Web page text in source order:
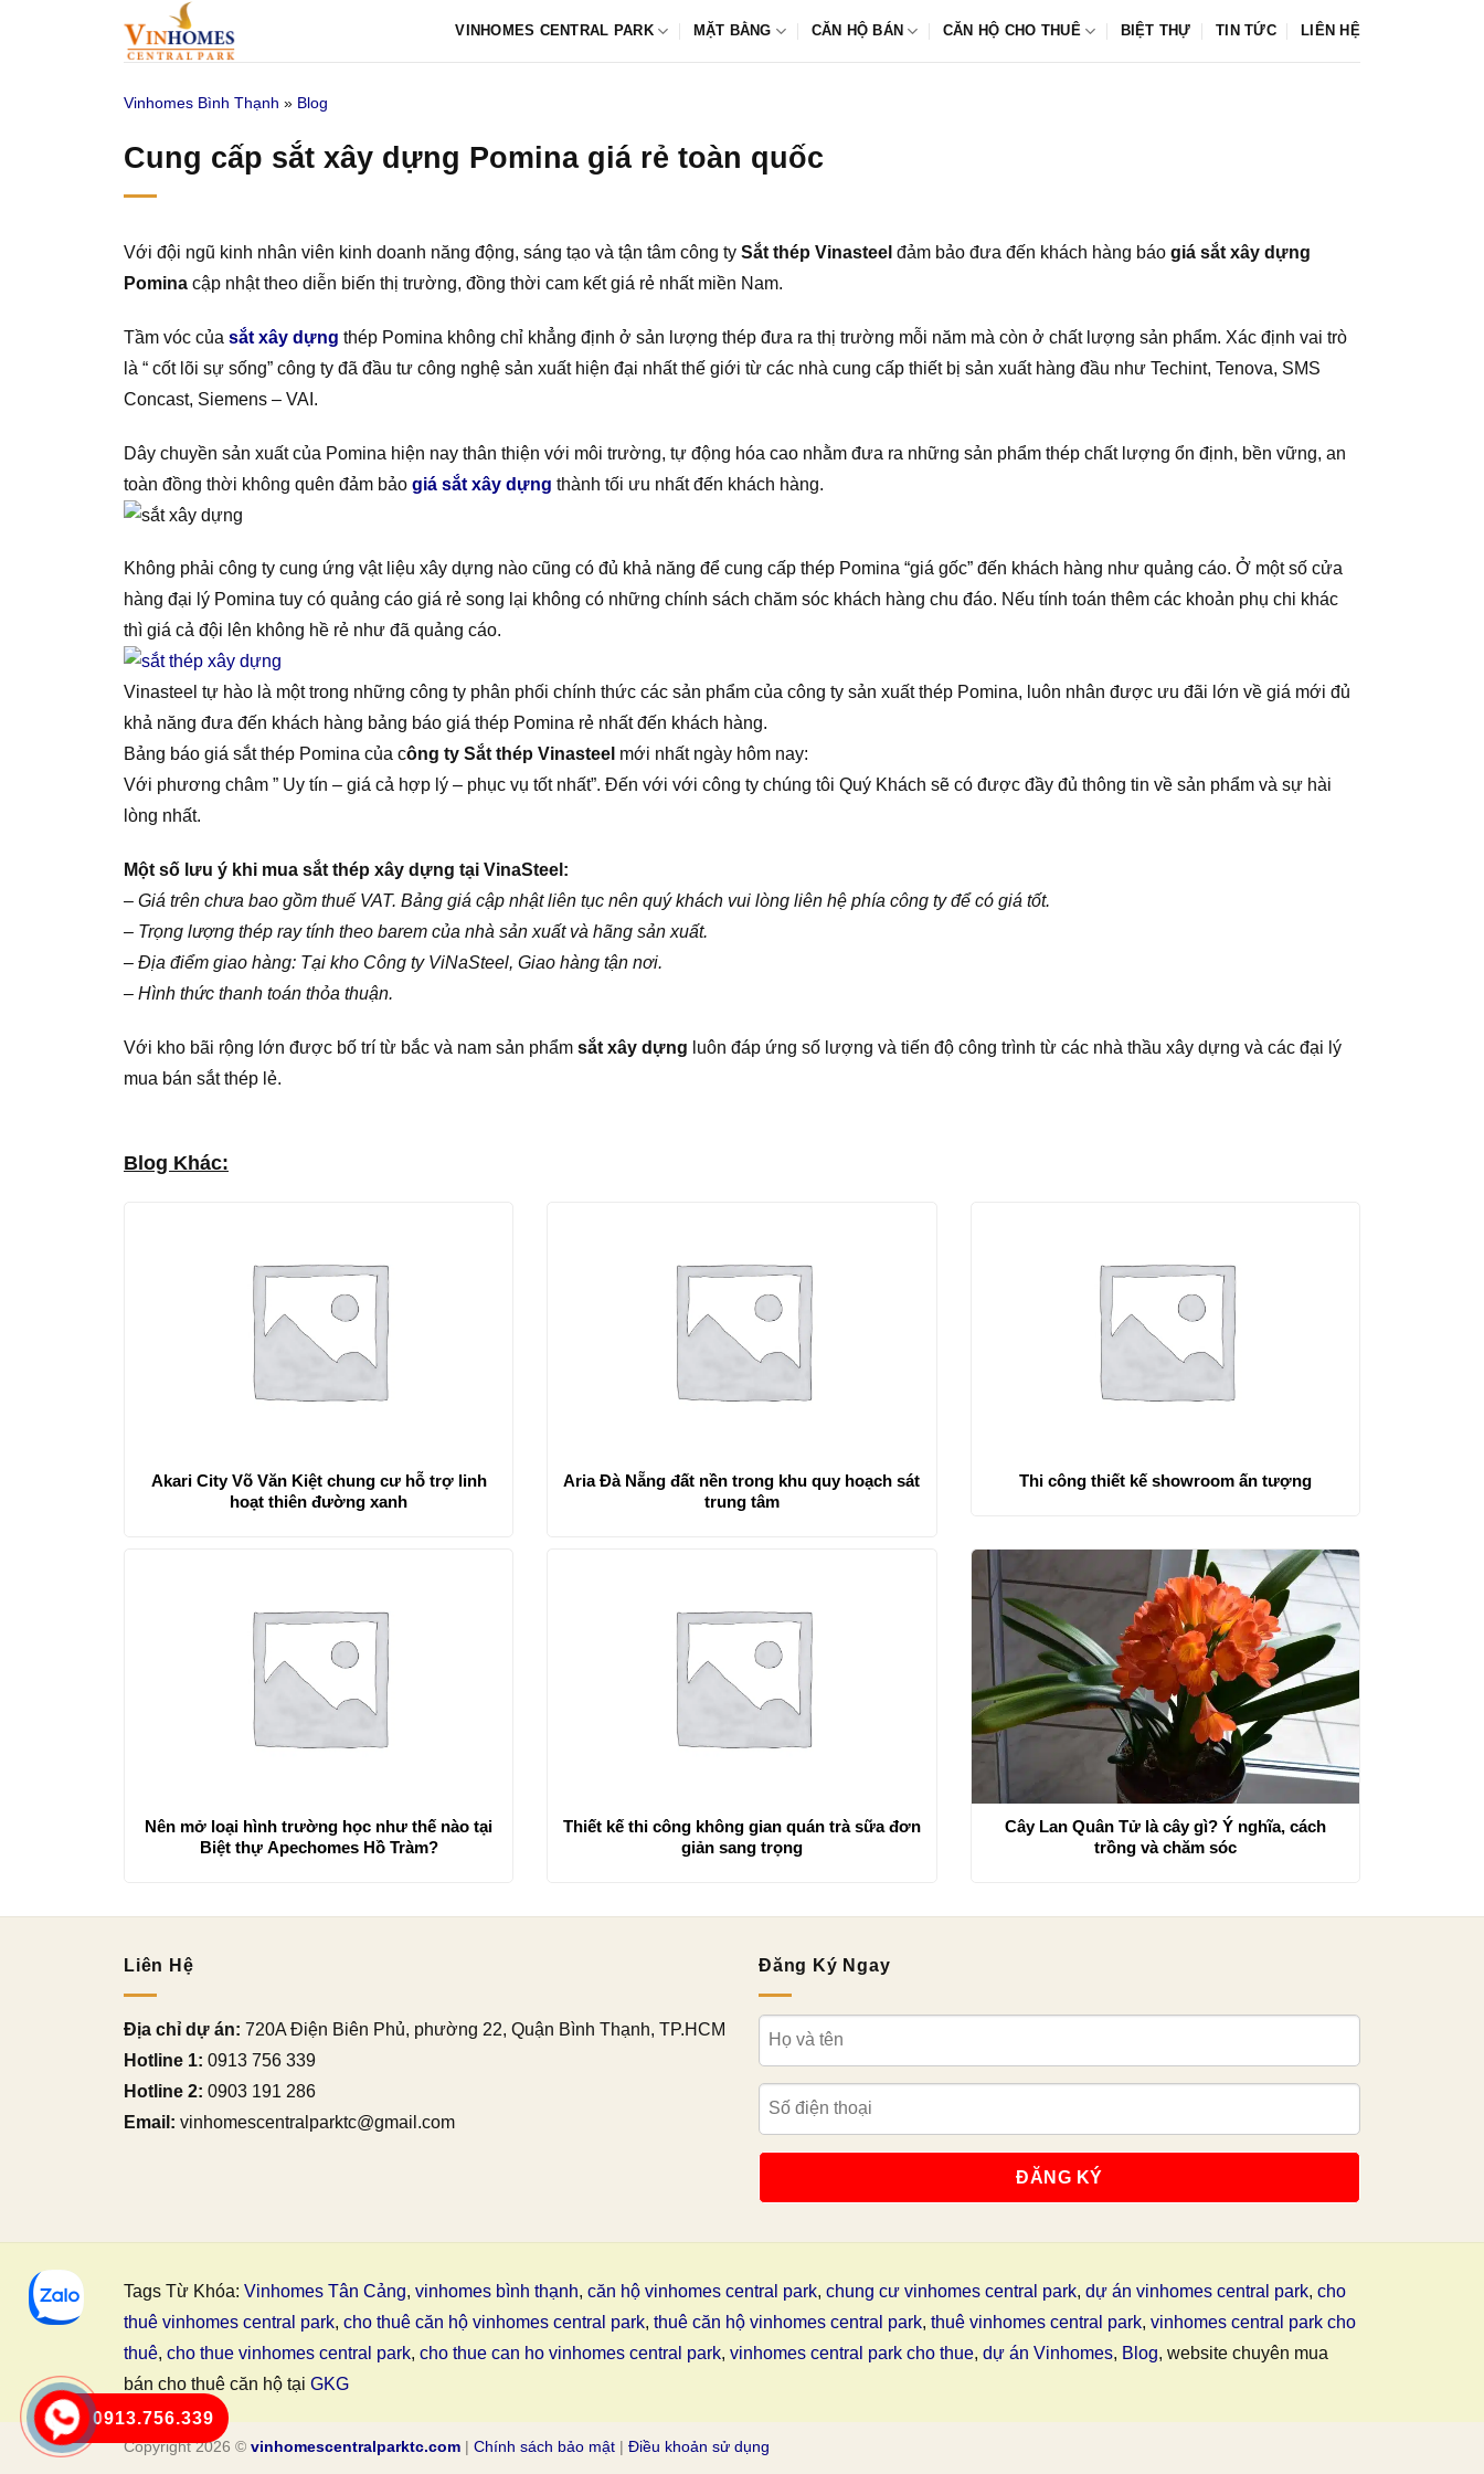
VINHOMES CENTRAL PARK MẶT BẰNG CĂN HỘ BÁN CĂN HỘ CHO THUÊ BIỆT THỰ TIN TỨC LIÊN HỆ
Vinhomes Bình Thạnh » Blog
Cung cấp sắt xây dựng Pomina giá rẻ toàn quốc
Với đội ngũ kinh nhân viên kinh doanh năng động, sáng tạo và tận tâm công ty Sắt thép Vinasteel đảm bảo đưa đến khách hàng báo giá sắt xây dựng
Pomina cập nhật theo diễn biến thị trường, đồng thời cam kết giá rẻ nhất miền Nam.
Tầm vóc của sắt xây dựng thép Pomina không chỉ khẳng định ở sản lượng thép đưa ra thị trường mỗi năm mà còn ở chất lượng sản phẩm. Xác định vai trò
là “ cốt lõi sự sống” công ty đã đầu tư công nghệ sản xuất hiện đại nhất thế giới từ các nhà cung cấp thiết bị sản xuất hàng đầu như Techint, Tenova, SMS
Concast, Siemens – VAI.
Dây chuyền sản xuất của Pomina hiện nay thân thiện với môi trường, tự động hóa cao nhằm đưa ra những sản phẩm thép chất lượng ổn định, bền vững, an
toàn đồng thời không quên đảm bảo giá sắt xây dựng thành tối ưu nhất đến khách hàng.
Không phải công ty cung ứng vật liệu xây dựng nào cũng có đủ khả năng để cung cấp thép Pomina “giá gốc” đến khách hàng như quảng cáo. Ở một số cửa
hàng đại lý Pomina tuy có quảng cáo giá rẻ song lại không có những chính sách chăm sóc khách hàng chu đáo. Nếu tính toán thêm các khoản phụ chi khác
thì giá cả đội lên không hề rẻ như đã quảng cáo.
Vinasteel tự hào là một trong những công ty phân phối chính thức các sản phẩm của công ty sản xuất thép Pomina, luôn nhân được ưu đãi lớn về giá mới đủ
khả năng đưa đến khách hàng bảng báo giá thép Pomina rẻ nhất đến khách hàng.
Bảng báo giá sắt thép Pomina của công ty Sắt thép Vinasteel mới nhất ngày hôm nay:
Với phương châm ” Uy tín – giá cả hợp lý – phục vụ tốt nhất”. Đến với với công ty chúng tôi Quý Khách sẽ có được đầy đủ thông tin về sản phẩm và sự hài
lòng nhất.
Một số lưu ý khi mua sắt thép xây dựng tại VinaSteel:
– Giá trên chưa bao gồm thuế VAT. Bảng giá cập nhật liên tục nên quý khách vui lòng liên hệ phía công ty để có giá tốt.
– Trọng lượng thép ray tính theo barem của nhà sản xuất và hãng sản xuất.
– Địa điểm giao hàng: Tại kho Công ty ViNaSteel, Giao hàng tận nơi.
– Hình thức thanh toán thỏa thuận.
Với kho bãi rộng lớn được bố trí từ bắc và nam sản phẩm sắt xây dựng luôn đáp ứng số lượng và tiến độ công trình từ các nhà thầu xây dựng và các đại lý
mua bán sắt thép lẻ.
Blog Khác:
Akari City Võ Văn Kiệt chung cư hỗ trợ linh
hoạt thiên đường xanh
Aria Đà Nẵng đất nền trong khu quy hoạch sát
trung tâm
Thi công thiết kế showroom ấn tượng
Nên mở loại hình trường học như thế nào tại
Biệt thự Apechomes Hồ Tràm?
Thiết kế thi công không gian quán trà sữa đơn
giản sang trọng
Cây Lan Quân Tử là cây gì? Ý nghĩa, cách
trồng và chăm sóc
Liên Hệ
Địa chỉ dự án: 720A Điện Biên Phủ, phường 22, Quận Bình Thạnh, TP.HCM
Hotline 1: 0913 756 339
Hotline 2: 0903 191 286
Email: vinhomescentralparktc@gmail.com
Đăng Ký Ngay
Tags Từ Khóa: Vinhomes Tân Cảng, vinhomes bình thạnh, căn hộ vinhomes central park, chung cư vinhomes central park, dự án vinhomes central park, cho
thuê vinhomes central park, cho thuê căn hộ vinhomes central park, thuê căn hộ vinhomes central park, thuê vinhomes central park, vinhomes central park cho
thuê, cho thue vinhomes central park, cho thue can ho vinhomes central park, vinhomes central park cho thue, dự án Vinhomes, Blog, website chuyên mua
bán cho thuê căn hộ tại GKG
Copyright 2026 © vinhomescentralparktc.com | Chính sách bảo mật | Điều khoản sử dụng
0913.756.339